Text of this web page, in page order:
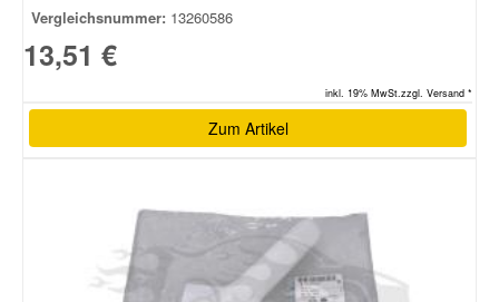
Vergleichsnummer: 13260586
13,51 €
inkl. 19% MwSt.zzgl. Versand *
Zum Artikel